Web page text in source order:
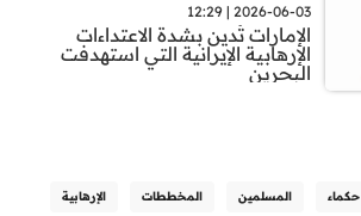
2026-06-03 | 12:29
الإمارات تُدين بشدة الاعتداءات
الإرهابية الإيرانية التي استهدفت
البحرين
حكماء المسلمين المخططات الإرهابية